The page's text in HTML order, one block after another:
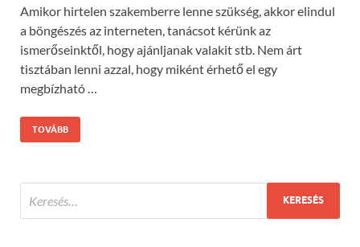
Amikor hirtelen szakemberre lenne szükség, akkor elindul
a böngészés az interneten, tanácsot kérünk az
ismerőseinktől, hogy ajánljanak valakit stb. Nem árt
tisztában lenni azzal, hogy miként érhető el egy
megbízható …
TOVÁBB